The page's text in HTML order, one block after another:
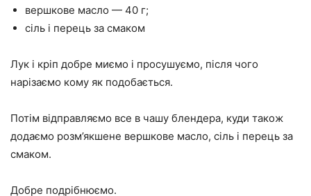
вершкове масло — 40 г;
сіль і перець за смаком
Лук і кріп добре миємо і просушуємо, після чого
нарізаємо кому як подобається.
Потім відправляємо все в чашу блендера, куди також
додаємо розм’якшене вершкове масло, сіль і перець за
смаком.
Добре подрібнюємо.